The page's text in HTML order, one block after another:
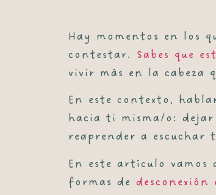
Hay momentos en los
contestar. Sabes que
vivir más en la cabeza
En este contexto,
hacia ti misma/o:
reaprender a escuchar
En este artículo vamos
formas de